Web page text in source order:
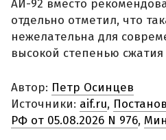
АИ-92 вместо
отдельно отметил, что
нежелательна для
высокой степенью
Автор: Петр Осинцев
Источники: aif.ru,
РФ от 05.08.2026 N 976,